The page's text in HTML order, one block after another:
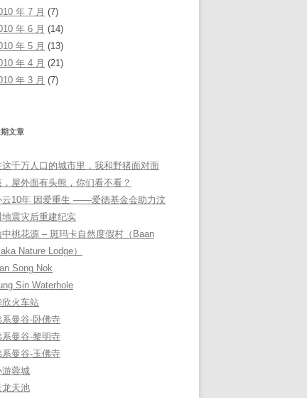
年 7 月 (7)
年 6 月 (14)
年 5 月 (13)
年 4 月 (21)
年 3 月 (7)
文章
这千万人口的城市里，我和野猪面对面
，屋外面有头熊，你们看不看？
云10年 因爱重生 ——爱德基金会助力汶
地震灾后重建纪实
中桃花源 – 斑玛卡自然度假村（Baan
Nature Lodge）
Song Nok
Sin Waterhole
欣火车站
系曼谷-卧佛寺
系曼谷-黎明寺
系曼谷-玉佛寺
游蓉城
龙天池